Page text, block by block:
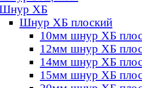
ХБ
Шнур ХБ плоский
10мм шнур ХБ
12мм шнур ХБ
14мм шнур ХБ
15мм шнур ХБ